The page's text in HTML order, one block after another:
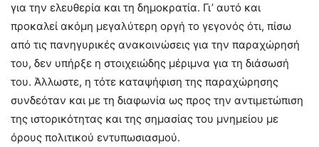
για την ελευθερία και τη δημοκρατία. Γι’ αυτό και
προκαλεί ακόμη μεγαλύτερη οργή το γεγονός ότι, πίσω
από τις πανηγυρικές ανακοινώσεις για την παραχώρησή
του, δεν υπήρξε η στοιχειώδης μέριμνα για τη διάσωσή
του. Άλλωστε, η τότε καταψήφιση της παραχώρησης
συνδεόταν και με τη διαφωνία ως προς την αντιμετώπιση
της ιστορικότητας και της σημασίας του μνημείου με
όρους πολιτικού εντυπωσιασμού.